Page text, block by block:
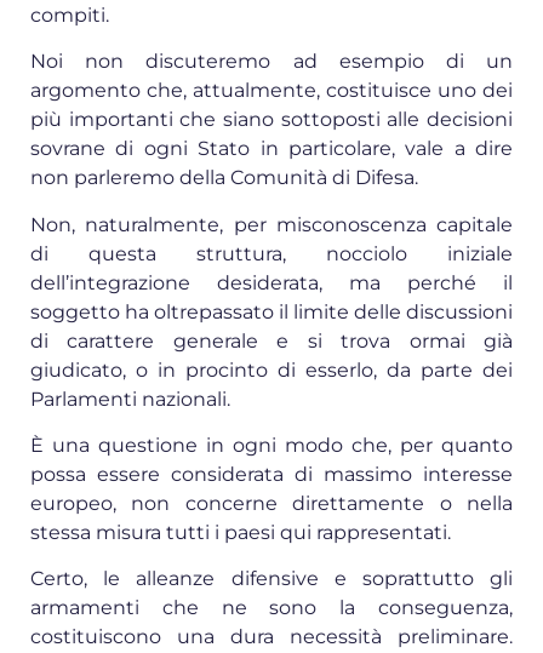
compiti.
Noi non discuteremo ad esempio di un
argomento che, attualmente, costituisce uno dei
più importanti che siano sottoposti alle decisioni
sovrane di ogni Stato in particolare, vale a dire
non parleremo della Comunità di Difesa.
Non, naturalmente, per misconoscenza capitale
di questa struttura, nocciolo iniziale
dell’integrazione desiderata, ma perché il
soggetto ha oltrepassato il limite delle discussioni
di carattere generale e si trova ormai già
giudicato, o in procinto di esserlo, da parte dei
Parlamenti nazionali.
È una questione in ogni modo che, per quanto
possa essere considerata di massimo interesse
europeo, non concerne direttamente o nella
stessa misura tutti i paesi qui rappresentati.
Certo, le alleanze difensive e soprattutto gli
armamenti che ne sono la conseguenza,
costituiscono una dura necessità preliminare.